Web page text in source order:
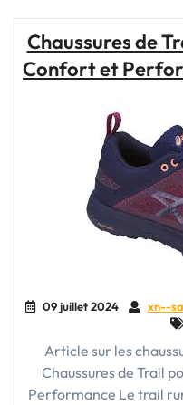
Chaussures de
Confort et
09 juillet 2024 xn--
Article sur les
Chaussures de Trail
Performance Le trail